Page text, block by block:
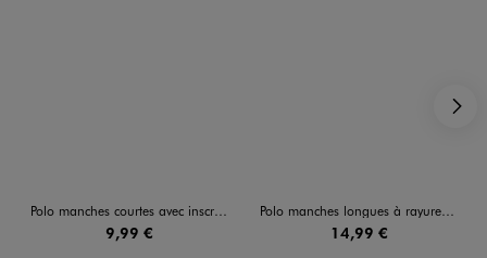
Polo manches courtes avec inscription brodée poitrine fille
9,99 €
Polo manches longues à rayures coupe courte fille
14,99 €